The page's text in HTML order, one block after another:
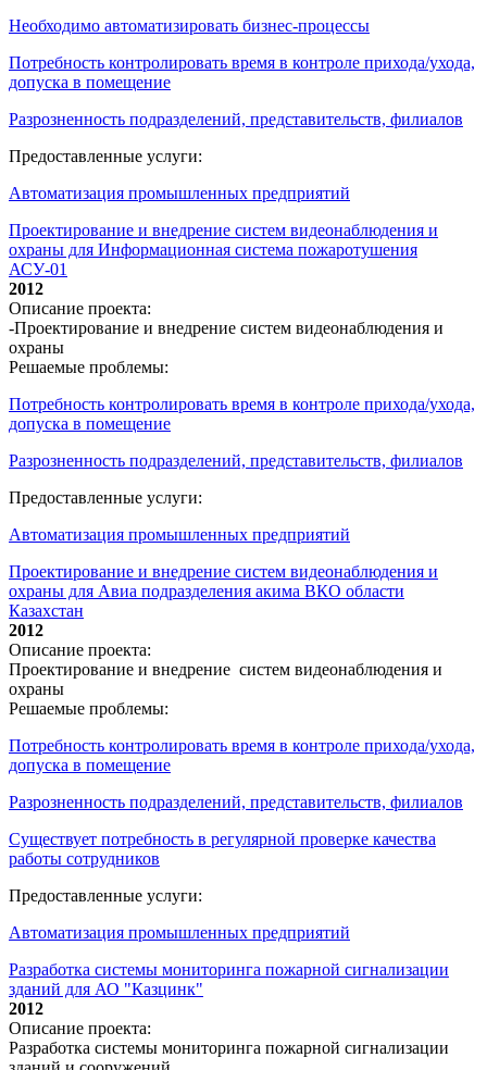
Необходимо автоматизировать бизнес-процессы
Потребность контролировать время в контроле прихода/ухода,
допуска в помещение
Разрозненность подразделений, представительств, филиалов
Предоставленные услуги:
Автоматизация промышленных предприятий
Проектирование и внедрение систем видеонаблюдения и
охраны для Информационная система пожаротушения
АСУ-01
2012
Описание проекта:
-Проектирование и внедрение систем видеонаблюдения и
охраны
Решаемые проблемы:
Потребность контролировать время в контроле прихода/ухода,
допуска в помещение
Разрозненность подразделений, представительств, филиалов
Предоставленные услуги:
Автоматизация промышленных предприятий
Проектирование и внедрение систем видеонаблюдения и
охраны для Авиа подразделения акима ВКО области
Казахстан
2012
Описание проекта:
Проектирование и внедрение систем видеонаблюдения и
охраны
Решаемые проблемы:
Потребность контролировать время в контроле прихода/ухода,
допуска в помещение
Разрозненность подразделений, представительств, филиалов
Существует потребность в регулярной проверке качества
работы сотрудников
Предоставленные услуги:
Автоматизация промышленных предприятий
Разработка системы мониторинга пожарной сигнализации
зданий для АО "Казцинк"
2012
Описание проекта:
Разработка системы мониторинга пожарной сигнализации